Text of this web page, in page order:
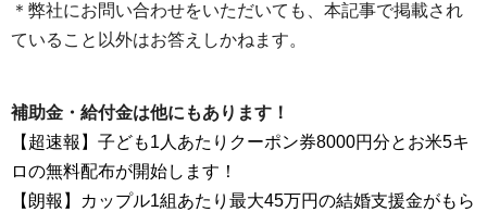
＊弊社にお問い合わせをいただいても、本記事で掲載され
ていること以外はお答えしかねます。
補助金・給付金は他にもあります！
【超速報】子ども1人あたりクーポン券8000円分とお米5キ
ロの無料配布が開始します！
【朗報】カップル1組あたり最大45万円の結婚支援金がもら